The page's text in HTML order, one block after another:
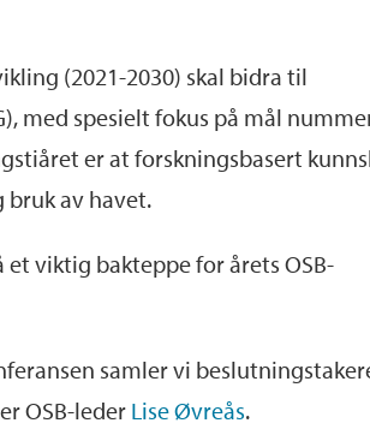
(2021-2030) skal bidra til
med spesielt fokus på mål
er at forskningsbasert
av havet.
viktig bakteppe for årets OSB-
samler vi
OSB-leder Lise Øvreås.